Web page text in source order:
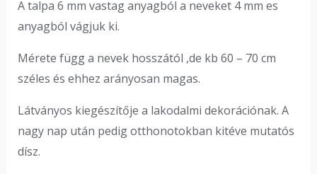
A talpa 6 mm vastag anyagból a neveket 4 mm es
anyagból vágjuk ki.
Mérete függ a nevek hosszától ,de kb 60 – 70 cm
széles és ehhez arányosan magas.
Látványos kiegészítője a lakodalmi dekorációnak. A
nagy nap után pedig otthonotokban kitéve mutatós
dísz.